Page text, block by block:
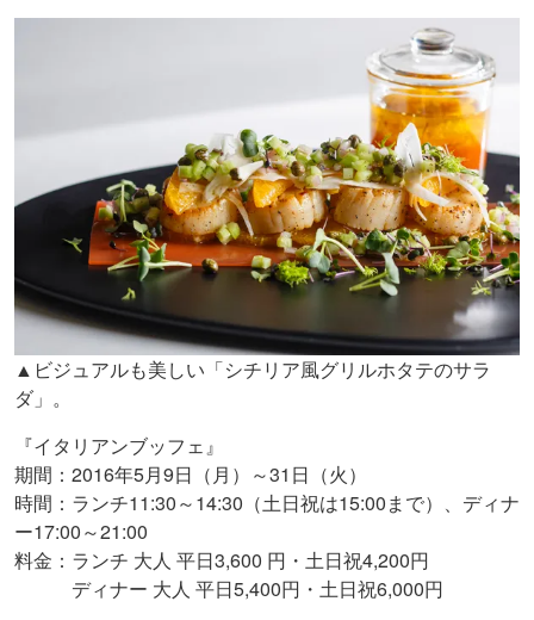
▲ビジュアルも美しい「シチリア風グリルホタテのサラ
ダ」。
『イタリアンブッフェ』
期間：2016年5月9日（月）～31日（火）
時間：ランチ11:30～14:30（土日祝は15:00まで）、ディナ
ー17:00～21:00
料金：ランチ 大人 平日3,600 円・土日祝4,200円
ディナー 大人 平日5,400円・土日祝6,000円